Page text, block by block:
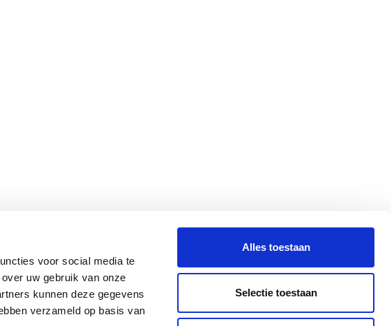
voor social media te
uw gebruik van onze
kunnen deze gegevens
verzameld op basis van
Alles toestaan
Selectie toestaan